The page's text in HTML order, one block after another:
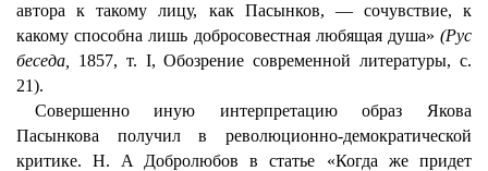
автора к такому лицу, как Пасынков, — сочувствие, к
какому способна лишь добросовестная любящая душа» (Рус
беседа, 1857, т. I, Обозрение современной литературы, с.
21).
Совершенно иную интерпретацию образ Якова
Пасынкова получил в революционно-демократической
критике. H. A Добролюбов в статье «Когда же придет